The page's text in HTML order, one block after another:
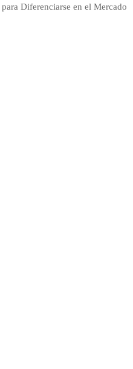
Diferenciarse en el Mercado